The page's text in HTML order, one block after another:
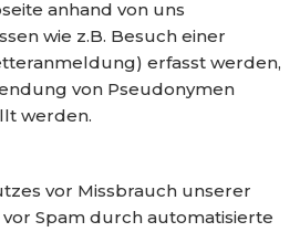
anhand von uns
wie z.B. Besuch einer
erfasst werden,
von Pseudonymen
werden.
vor Missbrauch unserer
Spam durch automatisierte